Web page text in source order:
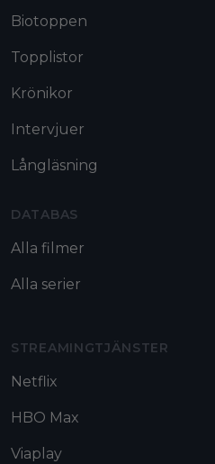
Biotoppen
Topplistor
Krönikor
Intervjuer
Långläsning
DATABAS
Alla filmer
Alla serier
STREAMINGTJÄNSTER
Netflix
HBO Max
Viaplay